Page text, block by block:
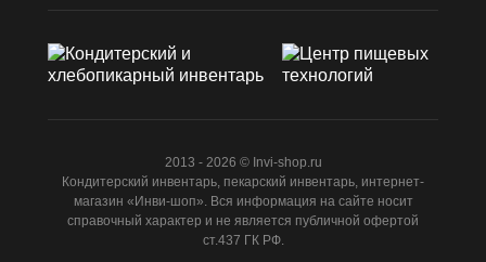
2013 - 2026 © Invi-shop.ru
Кондитерский инвентарь, пекарский инвентарь, интернет-
магазин «Инви-шоп». Вся информация на сайте носит
справочный характер и не является публичной офертой
ст.437 ГК РФ.